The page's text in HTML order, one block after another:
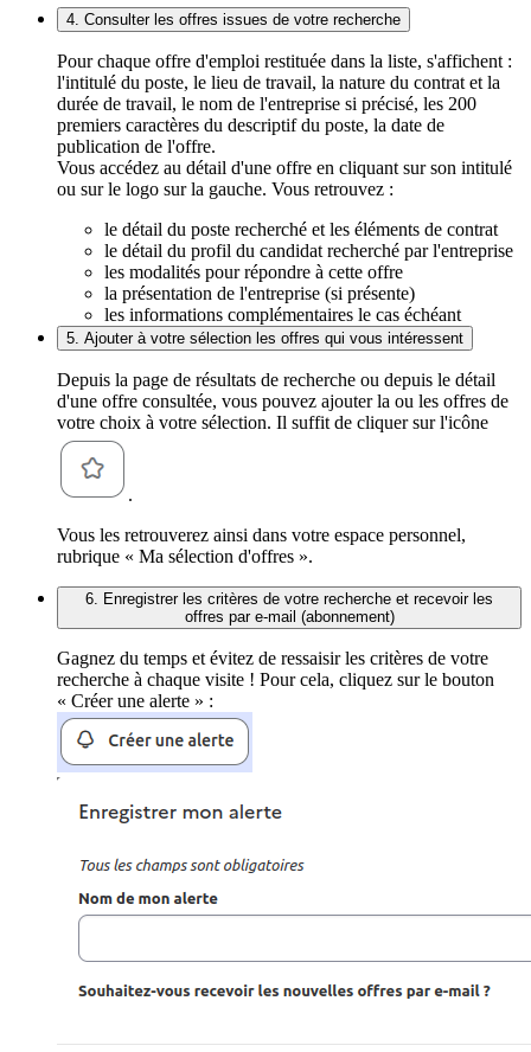
4. Consulter les offres issues de votre recherche
Pour chaque offre d'emploi restituée dans la liste, s'affichent :
l'intitulé du poste, le lieu de travail, la nature du contrat et la
durée de travail, le nom de l'entreprise si précisé, les 200
premiers caractères du descriptif du poste, la date de
publication de l'offre.
Vous accédez au détail d'une offre en cliquant sur son intitulé
ou sur le logo sur la gauche. Vous retrouvez :
le détail du poste recherché et les éléments de contrat
le détail du profil du candidat recherché par l'entreprise
les modalités pour répondre à cette offre
la présentation de l'entreprise (si présente)
les informations complémentaires le cas échéant
5. Ajouter à votre sélection les offres qui vous intéressent
Depuis la page de résultats de recherche ou depuis le détail
d'une offre consultée, vous pouvez ajouter la ou les offres de
votre choix à votre sélection. Il suffit de cliquer sur l'icône
.
Vous les retrouverez ainsi dans votre espace personnel,
rubrique « Ma sélection d'offres ».
6. Enregistrer les critères de votre recherche et recevoir les
offres par e-mail (abonnement)
Gagnez du temps et évitez de ressaisir les critères de votre
recherche à chaque visite ! Pour cela, cliquez sur le bouton
« Créer une alerte » :